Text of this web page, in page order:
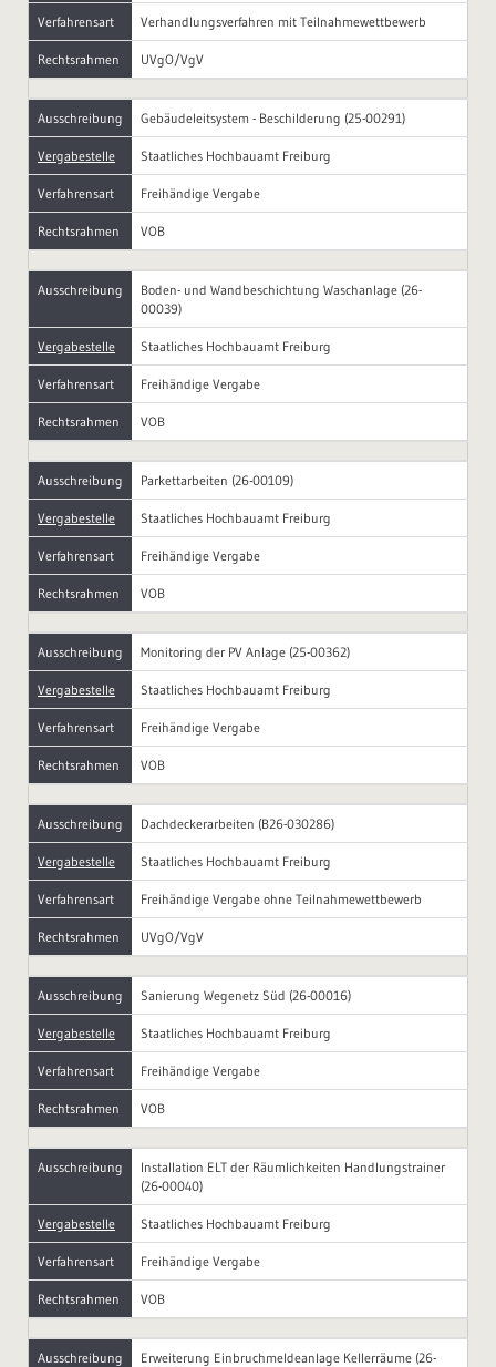
Verfahrensart Verhandlungsverfahren mit Teilnahmewettbewerb
Rechtsrahmen UVgO/VgV
Ausschreibung Gebäudeleitsystem - Beschilderung (25-00291)
Vergabestelle Staatliches Hochbauamt Freiburg
Verfahrensart Freihändige Vergabe
Rechtsrahmen VOB
Ausschreibung
Boden- und Wandbeschichtung Waschanlage (26-
00039)
Vergabestelle Staatliches Hochbauamt Freiburg
Verfahrensart Freihändige Vergabe
Rechtsrahmen VOB
Ausschreibung Parkettarbeiten (26-00109)
Vergabestelle Staatliches Hochbauamt Freiburg
Verfahrensart Freihändige Vergabe
Rechtsrahmen VOB
Ausschreibung Monitoring der PV Anlage (25-00362)
Vergabestelle Staatliches Hochbauamt Freiburg
Verfahrensart Freihändige Vergabe
Rechtsrahmen VOB
Ausschreibung Dachdeckerarbeiten (B26-030286)
Vergabestelle Staatliches Hochbauamt Freiburg
Verfahrensart Freihändige Vergabe ohne Teilnahmewettbewerb
Rechtsrahmen UVgO/VgV
Ausschreibung Sanierung Wegenetz Süd (26-00016)
Vergabestelle Staatliches Hochbauamt Freiburg
Verfahrensart Freihändige Vergabe
Rechtsrahmen VOB
Ausschreibung
Installation ELT der Räumlichkeiten Handlungstrainer
(26-00040)
Vergabestelle Staatliches Hochbauamt Freiburg
Verfahrensart Freihändige Vergabe
Rechtsrahmen VOB
Ausschreibung
Erweiterung Einbruchmeldeanlage Kellerräume (26-